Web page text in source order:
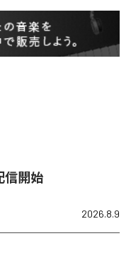
信開始
2026.8.9